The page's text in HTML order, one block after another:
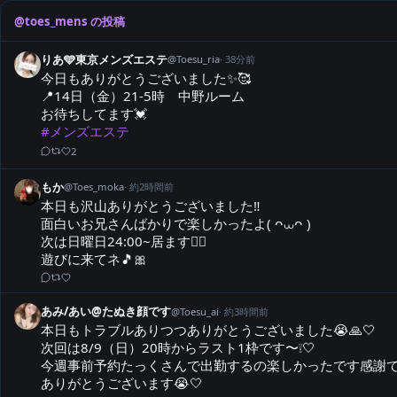
@toes_mens の投稿
りあ🩵東京メンズエステ@Toesu_ria· 38分前
今日もありがとうございました✨🥰
📍14日（金）21-5時　中野ルーム
#メンズエステ
2
もか@Toes_moka· 約2時間前
本日も沢山ありがとうございました‼️
面白いお兄さんばかりで楽しかったよ( ᴖ⩊ᴖ )
次は日曜日24:00~居ます🙋‍♀️
遊びに来てネ🎵🎀
あみ/あい@たぬき顔です@Toesu_ai· 約3時間前
本日もトラブルありつつありがとうございました😭🙏🤍
次回は8/9（日）20時からラスト1枠です〜❕🤍
今週事前予約たっくさんで出勤するの楽しかったです感謝
ありがとうございます😭🤍